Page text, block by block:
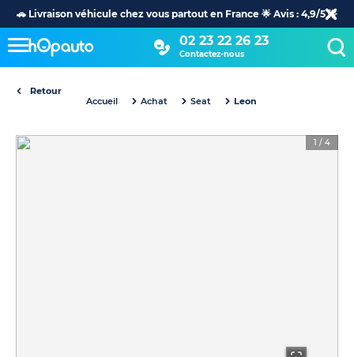
🚗 Livraison véhicule chez vous partout en France 🌟 Avis : 4,9/5 🌟
02 23 22 26 23
Contactez-nous
Retour
Accueil
Achat Seat Leon
1 / 4